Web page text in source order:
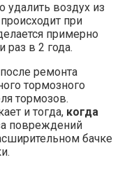
удалить воздух из
при
примерно
раз в 2 года.
ремонта
тормозного
тормозов.
и тогда, когда
повреждений
бачке